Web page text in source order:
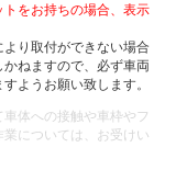
をお持ちの場合、表示
り取付ができない場合
ねますので、必ず車両
ようお願い致します。
体への接触や車枠やフ
については、お受けい